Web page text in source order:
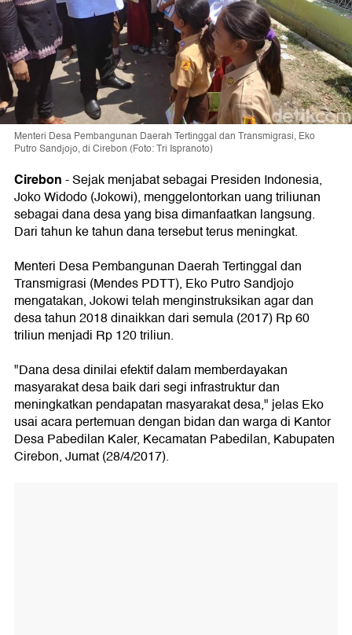
Menteri Desa Pembangunan Daerah Tertinggal dan Transmigrasi, Eko
Putro Sandjojo, di Cirebon (Foto: Tri Ispranoto)
Cirebon-Sejak menjabat sebagai Presiden Indonesia,
Joko Widodo (Jokowi), menggelontorkan uang triliunan
sebagai dana desa yang bisa dimanfaatkan langsung.
Dari tahun ke tahun dana tersebut terus meningkat.
Menteri Desa Pembangunan Daerah Tertinggal dan
Transmigrasi (Mendes PDTT), Eko Putro Sandjojo
mengatakan, Jokowi telah menginstruksikan agar dan
desa tahun 2018 dinaikkan dari semula (2017) Rp 60
triliun menjadi Rp 120 triliun.
"Dana desa dinilai efektif dalam memberdayakan
masyarakat desa baik dari segi infrastruktur dan
meningkatkan pendapatan masyarakat desa," jelas Eko
usai acara pertemuan dengan bidan dan warga di Kantor
Desa Pabedilan Kaler, Kecamatan Pabedilan, Kabupaten
Cirebon, Jumat (28/4/2017).